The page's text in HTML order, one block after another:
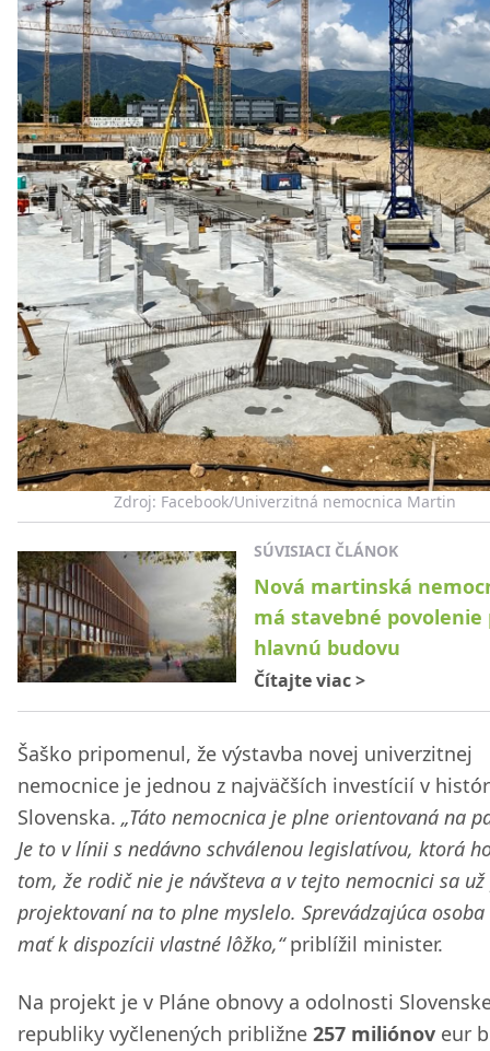
Zdroj: Facebook/Univerzitná nemocnica Martin
SÚVISIACI ČLÁNOK
Nová martinská
má stavebné povolenie
hlavnú budovu
Čítajte viac>
Šaško pripomenul, že výstavba novej univerzitnej
nemocnice je jednou z najväčších investícií v
Slovenska. „Táto nemocnica je plne orientovaná na
Je to v línii s nedávno schválenou legislatívou, ktorá
tom, že rodič nie je návšteva a v tejto nemocnici sa
projektovaní na to plne myslelo. Sprevádzajúca osoba
mať k dispozícii vlastné lôžko,“priblížil minister.
Na projekt je v Pláne obnovy a odolnosti
republiky vyčlenených približne 257 miliónov eur